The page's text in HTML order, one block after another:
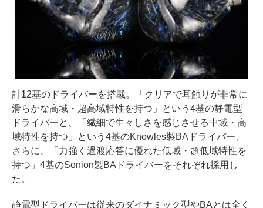
計12基のドライバーを搭載。「クリアで耳触りが非常に
滑らかな高域・超高域特性を持つ」という4基の静電型
ドライバーと、「繊細で生々しさを感じさせる中域・高
域特性を持つ」という4基のKnowles製BAドライバー、
さらに、「力強く過渡応答に優れた低域・超低域特性を
持つ」4基のSonion製BAドライバーをそれぞれ採用し
た。
静電型ドライバーは従来のダイナミック型やBAとは全く